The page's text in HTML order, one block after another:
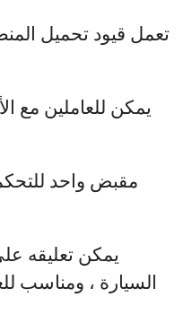
تعمل قيود تحميل
يمكن للعاملين مع
يمكن تعليقه
السيارة ، ومناسب